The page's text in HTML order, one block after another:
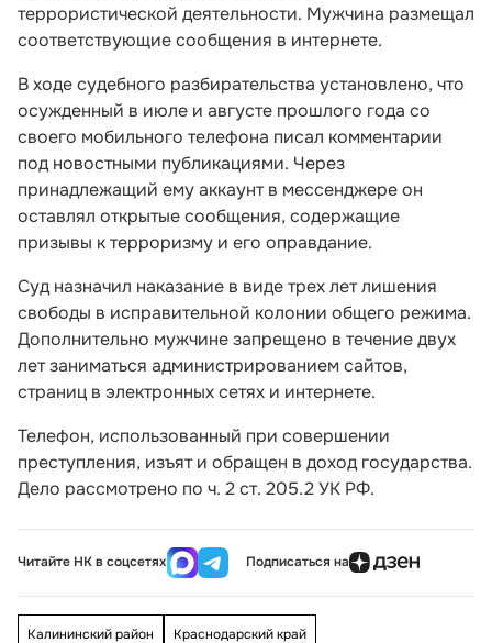
террористической деятельности. Мужчина размещал
соответствующие сообщения в интернете.
В ходе судебного разбирательства установлено, что
осужденный в июле и августе прошлого года со
своего мобильного телефона писал комментарии
под новостными публикациями. Через
принадлежащий ему аккаунт в мессенджере он
оставлял открытые сообщения, содержащие
призывы к терроризму и его оправдание.
Суд назначил наказание в виде трех лет лишения
свободы в исправительной колонии общего режима.
Дополнительно мужчине запрещено в течение двух
лет заниматься администрированием сайтов,
страниц в электронных сетях и интернете.
Телефон, использованный при совершении
преступления, изъят и обращен в доход государства.
Дело рассмотрено по ч. 2 ст. 205.2 УК РФ.
Читайте НК в соцсетях Подписаться на
Калининский район Краснодарский край